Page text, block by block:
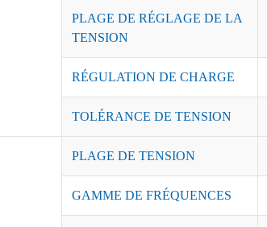
PLAGE DE RÉGLAGE DE LA
TENSION
RÉGULATION DE CHARGE
TOLÉRANCE DE TENSION
PLAGE DE TENSION
GAMME DE FRÉQUENCES